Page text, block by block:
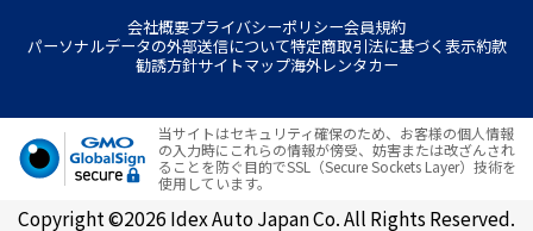
会社概要プライバシーポリシー会員規約
パーソナルデータの外部送信について特定商取引法に基づく表示約款
勧誘方針サイトマップ海外レンタカー
当サイトはセキュリティ確保のため、お客様の個人情報
の入力時にこれらの情報が傍受、妨害または改ざんされ
ることを防ぐ目的でSSL（Secure Sockets Layer）技術を
使用しています。
Copyright ©2026 Idex Auto Japan Co. All Rights Reserved.